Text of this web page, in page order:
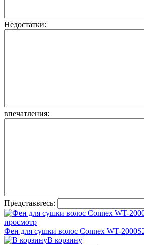
Недостатки:
впечатления:
Представьтесь:
просмотр
Фен для сушки волос Connex WT-
В корзину